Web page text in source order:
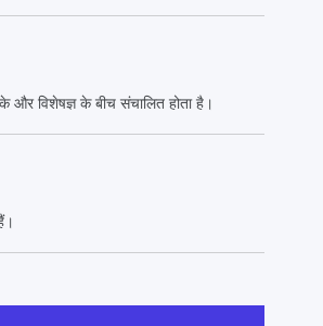
और विशेषज्ञ के बीच संचालित होता है।